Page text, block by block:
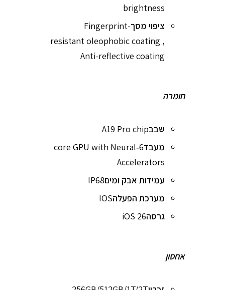
brightness
ציפוי מסךFingerprint-
resistant oleophobic coating ,
Anti-reflective coating
חומרה
שבבA19 Pro chip
מעבד
6‑core GPU with Neural
Accelerators
עמידות אבק ומיםIP68
מערכת הפעלהIOS
גרסהiOS 26
אחסון